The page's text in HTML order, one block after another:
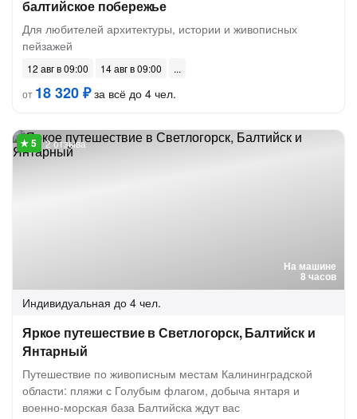
балтийское побережье
Для любителей архитектуры, истории и живописных
пейзажей
12 авг в 09:00
14 авг в 09:00
от 18 320 ₽за всё до 4 чел.
На машине
8 часов
2 отзыва
Индивидуальная до 4 чел.
Яркое путешествие в Светлогорск, Балтийск и
Янтарный
Путешествие по живописным местам Калининградской
области: пляжи с Голубым флагом, добыча янтаря и
военно-морская база Балтийска ждут вас